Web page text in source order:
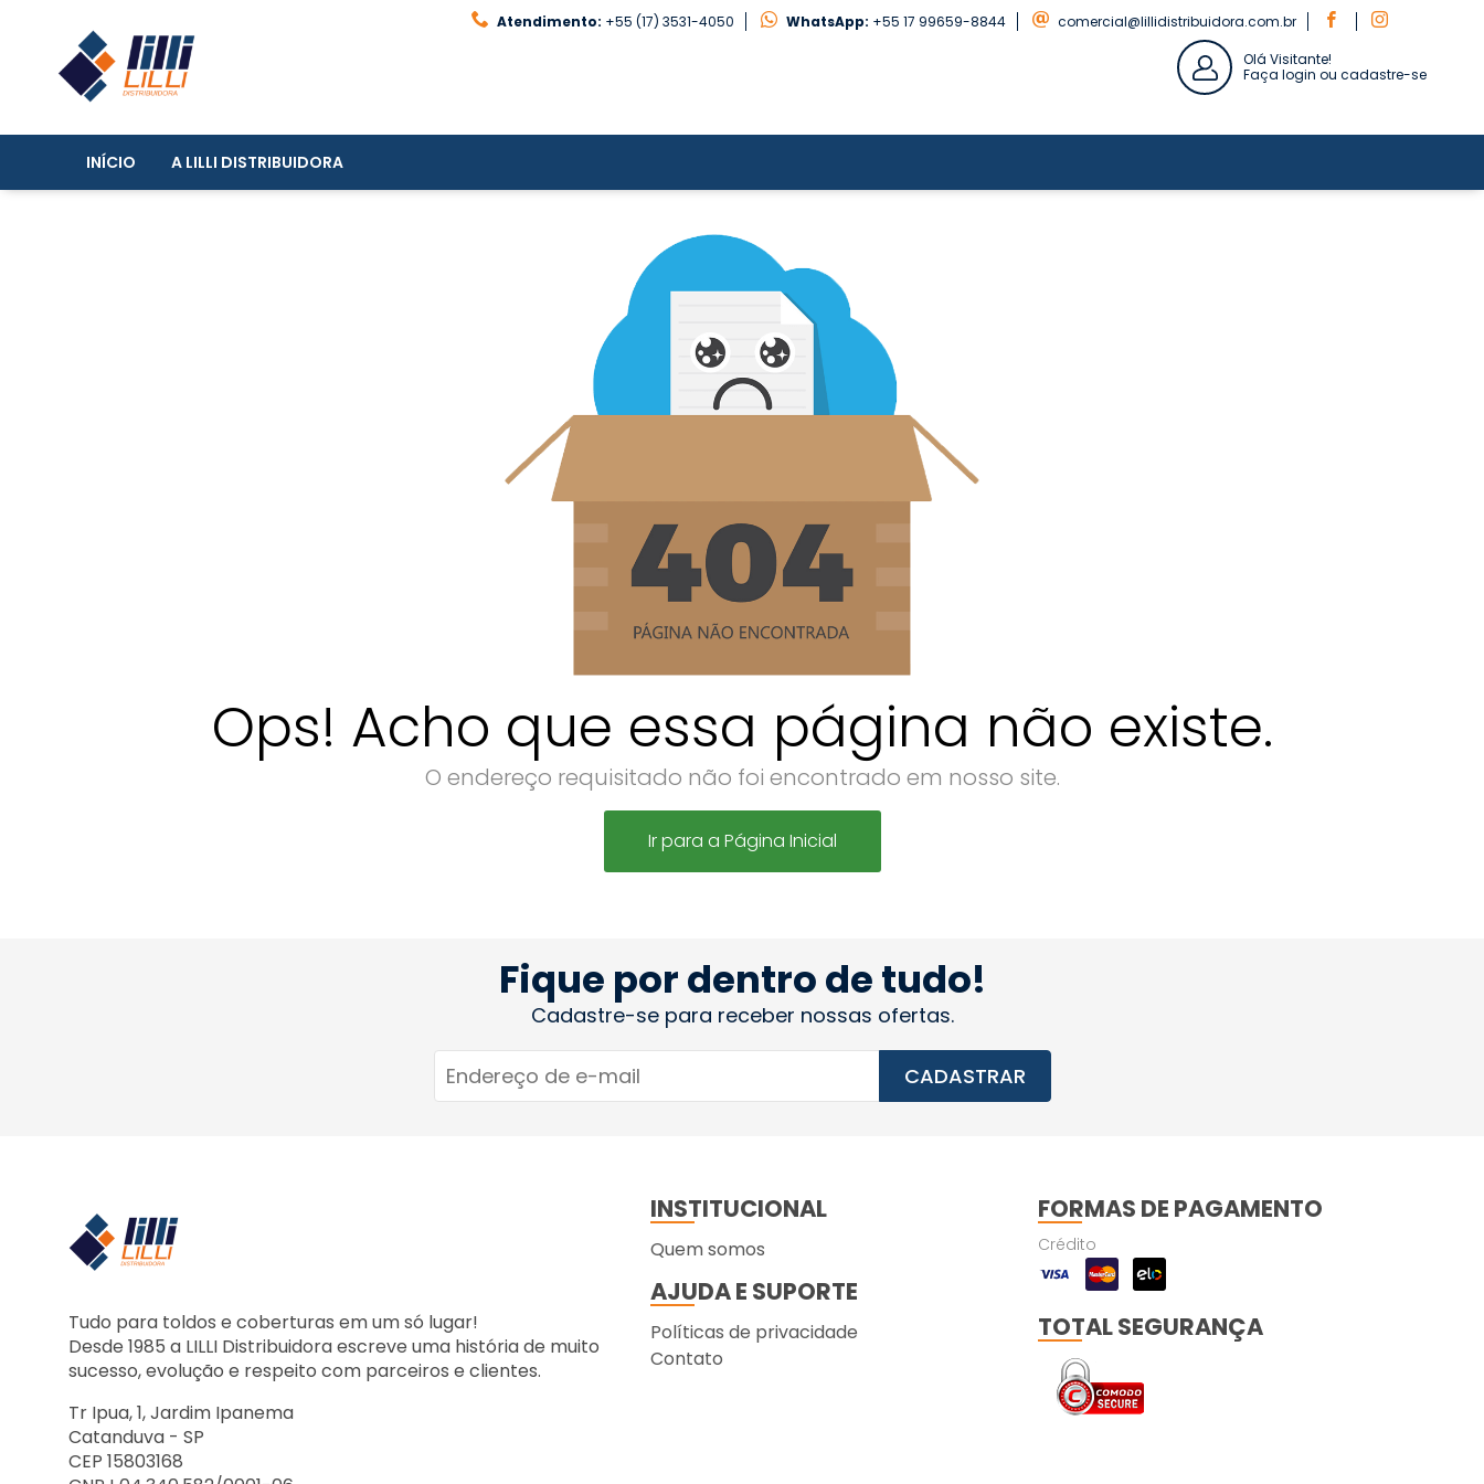
Atendimento: +55 (17) 3531-4050 WhatsApp: +55 17 99659-8844
comercial@lillidistribuidora.com.br
Olá Visitante!
Faça login ou cadastre-se
INÍCIO A LILLI DISTRIBUIDORA
Ops! Acho que essa página não existe.
O endereço requisitado não foi encontrado em nosso site.
Ir para a Página Inicial
Fique por dentro de tudo!
Cadastre-se para receber nossas ofertas.
CADASTRAR
Tudo para toldos e coberturas em um só lugar!
Desde 1985 a LILLI Distribuidora escreve uma história de muito
sucesso, evolução e respeito com parceiros e clientes.
Tr Ipua, 1, Jardim Ipanema
Catanduva - SP
CEP 15803168
INSTITUCIONAL
Quem somos
AJUDA E SUPORTE
Políticas de privacidade
Contato
FORMAS DE PAGAMENTO
Crédito
TOTAL SEGURANÇA